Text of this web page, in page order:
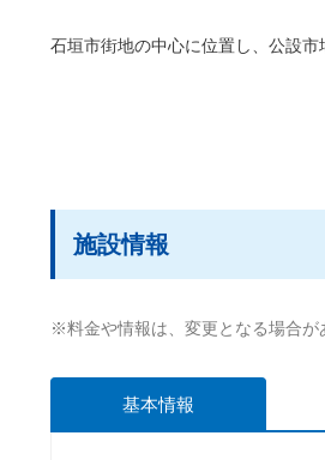
石垣市街地の中心に位置し、公設市
施設情報
※料金や情報は、変更となる場合が
基本情報